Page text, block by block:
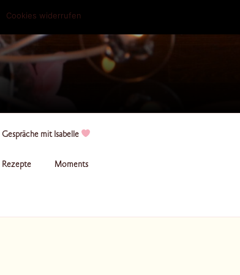
Gespräche mit Isabelle
Rezepte Moments
Cookies widerrufen